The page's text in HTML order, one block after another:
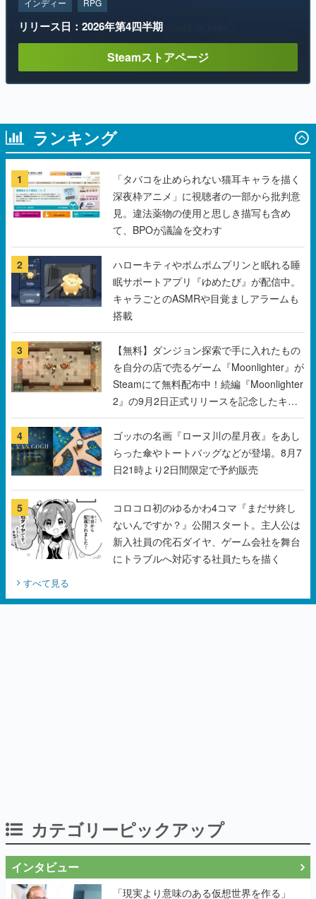
ランキング
1
「タバコを止められない猫耳キャラを描く
深夜枠アニメ」に視聴者の一部から批判意
見。違法薬物の使用と思しき描写も含め
て、BPOが議論を交わす
2
ハローキティやポムポムプリンと眠れる睡
眠サポートアプリ『ゆめたび』が配信中。
キャラごとのASMRや目覚ましアラームも
搭載
3
【無料】ダンジョン探索で手に入れたもの
を自分の店で売るゲーム『Moonlighter』が
Steamにて無料配布中！続編『Moonlighter
2』の9月2日正式リリースを記念したキャ
ンペーン
4
ゴッホの名画『ローヌ川の星月夜』をあし
らった傘やトートバッグなどが登場。8月7
日21時より2日間限定で予約販売
5
コロコロ初のゆるかわ4コマ『まだサ終し
ないんですか？』公開スタート。主人公は
新入社員の侘石ダイヤ、ゲーム会社を舞台
にトラブルへ対応する社員たちを描く
すべて見る
「現実より意味のある仮想世界を作る」
──『EVE Online』の生みの親が18年掲げ
く本気だった